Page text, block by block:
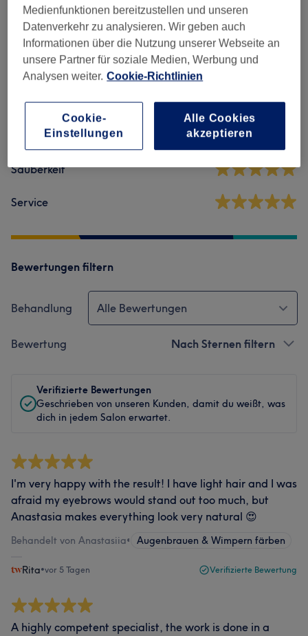
Salonbewertungen
5,0 18 Bewertungen
Ambiente
Sauberkeit
Service
Bewertungen filtern
Behandlung Alle Bewertungen
Bewertung Nach Sternen filtern
Verifizierte Bewertungen
Geschrieben von unseren Kunden, damit du weißt, was
dich in jedem Salon erwartet.
I'm very happy with the result! I have light hair and I was
afraid my eyebrows would stand out too much, but
Anastasia makes everything look very natural 😍
Behandelt von Anastasiia• Augenbrauen & Wimpern färben
Rita•vor 5 Tagen Verifizierte Bewertung
A highly competent specialist, the work is done in a
Medienfunktionen bereitzustellen und unseren
Datenverkehr zu analysieren. Wir geben auch
Informationen über die Nutzung unserer Webseite an
unsere Partner für soziale Medien, Werbung und
Analysen weiter. Cookie-Richtlinien
Cookie-
Einstellungen
Alle Cookies
akzeptieren